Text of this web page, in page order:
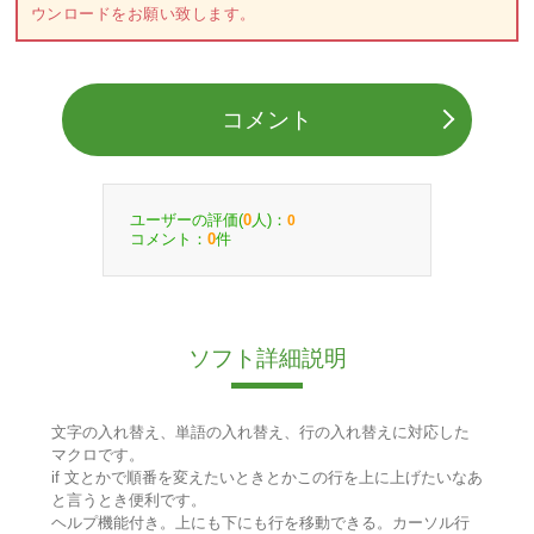
ウンロードをお願い致します。
コメント
ユーザーの評価(0 人)： 0
コメント： 0件
ソフト詳細説明
文字の入れ替え、単語の入れ替え、行の入れ替えに対応した
マクロです。
if 文とかで順番を変えたいときとかこの行を上に上げたいなあ
と言うとき便利です。
ヘルプ機能付き。上にも下にも行を移動できる。カーソル行